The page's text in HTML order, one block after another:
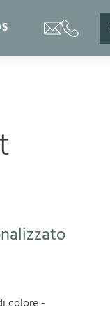
colore -